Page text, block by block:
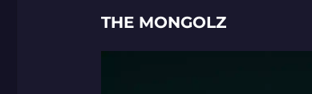
THE MONGOLZ